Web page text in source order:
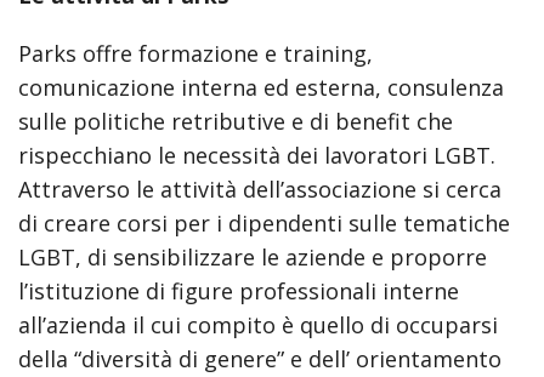
Parks offre formazione e training,
comunicazione interna ed esterna, consulenza
sulle politiche retributive e di benefit che
rispecchiano le necessità dei lavoratori LGBT.
Attraverso le attività dell’associazione si cerca
di creare corsi per i dipendenti sulle tematiche
LGBT, di sensibilizzare le aziende e proporre
l’istituzione di figure professionali interne
all’azienda il cui compito è quello di occuparsi
della “diversità di genere” e dell’ orientamento